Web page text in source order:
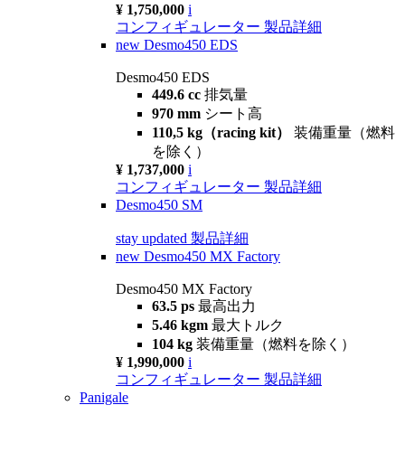
¥ 1,750,000 i
コンフィギュレーター 製品詳細
new Desmo450 EDS
Desmo450 EDS
449.6 cc 排気量
970 mm シート高
110,5 kg（racing kit） 装備重量（燃料
を除く）
¥ 1,737,000 i
コンフィギュレーター 製品詳細
Desmo450 SM
stay updated 製品詳細
new Desmo450 MX Factory
Desmo450 MX Factory
63.5 ps 最高出力
5.46 kgm 最大トルク
104 kg 装備重量（燃料を除く）
¥ 1,990,000 i
コンフィギュレーター 製品詳細
Panigale